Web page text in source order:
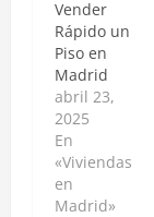
Vender
Rápido un
Piso en
Madrid
abril 23,
2025
En
«Viviendas
en
Madrid»